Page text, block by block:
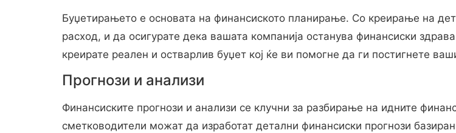
Буџетирањето е основата на финансиското планирање. Со креирање на
расход, и да осигурате дека вашата компанија останува финансиски
креирате реален и остварлив буџет кој ќе ви помогне да ги постигнете
Прогнози и анализи
Финансиските прогнози и анализи се клучни за разбирање на идните
сметководители можат да изработат детални финансиски прогнози